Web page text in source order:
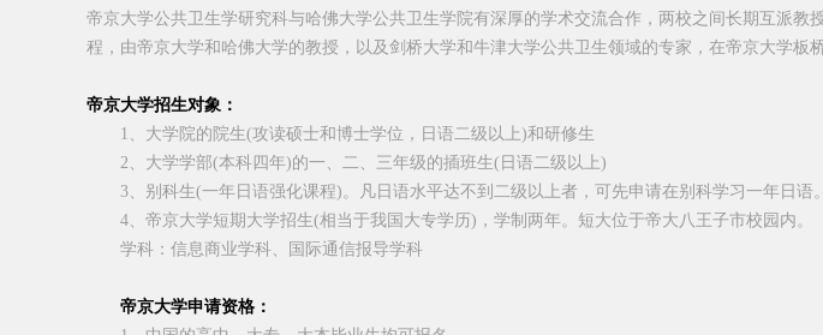
帝京大学公共卫生学研究科与哈佛大学公共卫生学院有深厚的学术交流合作，两校之间长期互派
程，由帝京大学和哈佛大学的教授，以及剑桥大学和牛津大学公共卫生领域的专家，在帝京大学板
帝京大学招生对象：
1 、大学院的院生(攻读硕士和博士学位，日语二级以上)和研修生
2 、大学学部(本科四年)的一、二、三年级的插班生( 日语二级以上)
3、别科生(一年日语强化课程)。凡日语水平达不到二级以上者，可先申请在别科学习一年日语
4、帝京大学短期大学招生(相当于我国大专学历) ，学制两年。短大位于帝大八王子市校园内。
学科：信息商业学科、国际通信报导学科
帝京大学申请资格：